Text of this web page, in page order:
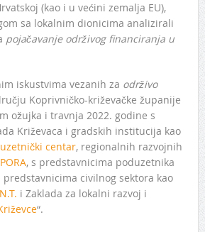
(kao i u većini zemalja EU),
sa lokalnim dionicima analizirali
pojačavanje održivog financiranja u
iskustvima vezanih za održivo
Koprivničko-križevačke županije
ožujka i travnja 2022. godine s
Križevaca i gradskih institucija kao
centar, regionalnih razvojnih
PORA, s predstavnicima poduzetnika
predstavnicima civilnog sektora kao
i Zaklada za lokalni razvoj i
“.